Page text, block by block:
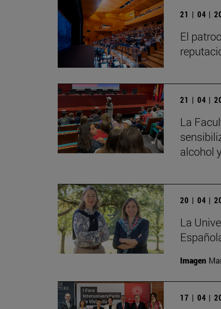
21 | 04 |
El
21 | 04 |
La
alcohol
20 | 04 |
La
Imagen
17 | 04 |